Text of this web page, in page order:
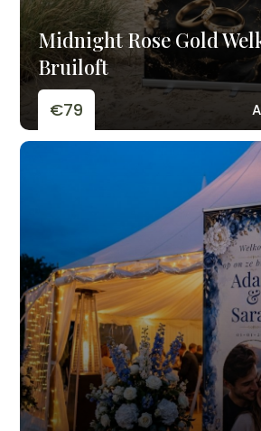
Midnight Rose Gold
Bruiloft
€79